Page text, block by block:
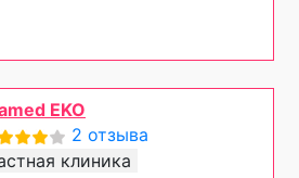
EKO
2 отзыва
клиника